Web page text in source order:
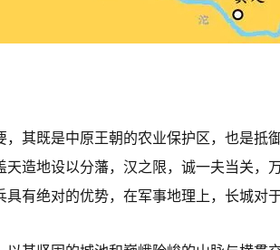
其既是中原王朝的农业保护区，也是抵
天造地设以分藩，汉之限，诚一夫当关
有绝对的优势，在军事地理上，长城对